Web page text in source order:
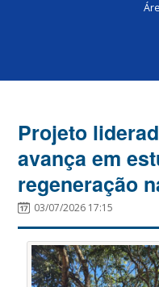
Projeto
avança em
regeneração
03/07/2026 17:15